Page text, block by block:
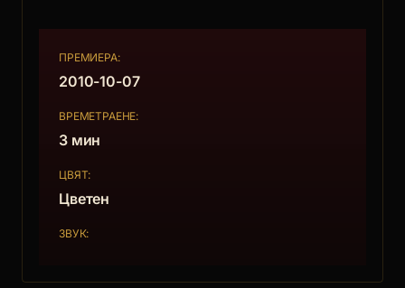
ПРЕМИЕРА:
2010-10-07
ВРЕМЕТРАЕНЕ:
3 мин
ЦВЯТ:
Цветен
ЗВУК: